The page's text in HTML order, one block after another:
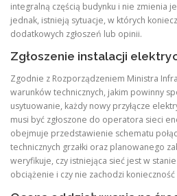
integralną częścią budynku i nie zmienia
jednak, istnieją sytuacje, w których
dodatkowych zgłoszeń lub opinii.
Zgłoszenie instalacji
Zgodnie z Rozporządzeniem Ministra
warunków technicznych, jakim powinny
usytuowanie, każdy nowy przyłącze
musi być zgłoszone do operatora sieci
obejmuje przedstawienie schematu
technicznych grzałki oraz planowanego
weryfikuje, czy istniejąca sieć jest w
obciążenie i czy nie zachodzi